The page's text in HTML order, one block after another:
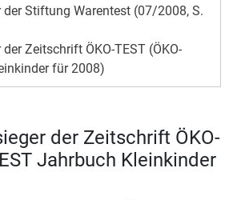
Stiftung Warentest (07/2008, S.
Zeitschrift ÖKO-TEST (ÖKO-
für 2008)
der Zeitschrift ÖKO-
Jahrbuch Kleinkinder